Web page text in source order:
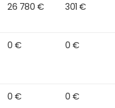
26 780 € 301 €
0 € 0 €
0 € 0 €